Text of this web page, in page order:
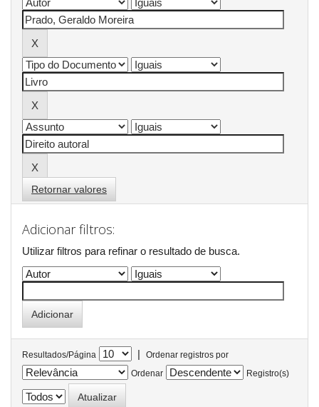
Retornar valores
Adicionar filtros:
Utilizar filtros para refinar o resultado de busca.
Resultados/Página |
Ordenar registros por
Ordenar
Registro(s)